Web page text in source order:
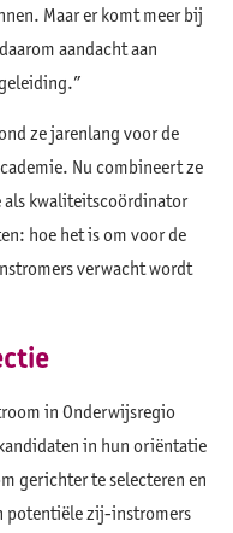
Maar er komt meer bij
aandacht aan
ze jarenlang voor de
Nu combineert ze
als kwaliteitscoördinator
hoe het is om voor de
verwacht wordt
in Onderwijsregio
in hun oriëntatie
gerichter te selecteren en
potentiële zij-instromers